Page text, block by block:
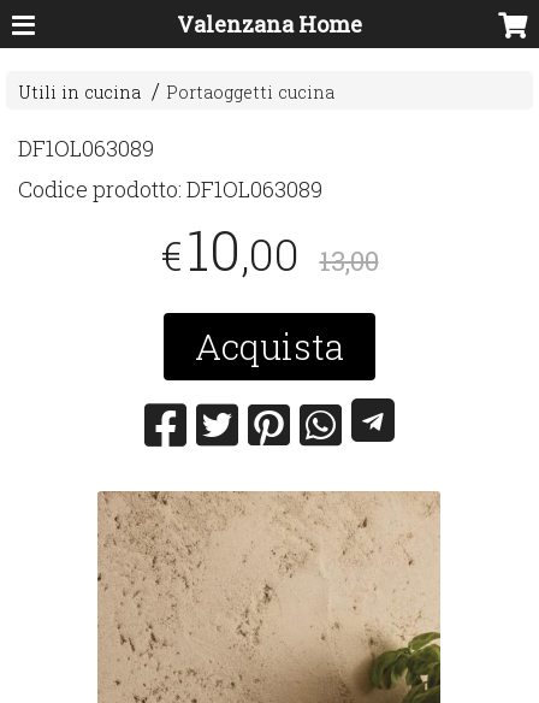
Valenzana Home
Utili in cucina Portaoggetti cucina
DF1OL063089
Codice prodotto:DF1OL063089
€10,00 13,00
Acquista